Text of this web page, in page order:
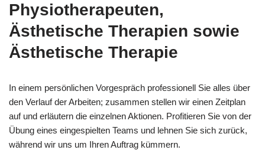
Physiotherapeuten,
Ästhetische Therapien sowie
Ästhetische Therapie
In einem persönlichen Vorgespräch professionell Sie alles über
den Verlauf der Arbeiten; zusammen stellen wir einen Zeitplan
auf und erläutern die einzelnen Aktionen. Profitieren Sie von der
Übung eines eingespielten Teams und lehnen Sie sich zurück,
während wir uns um Ihren Auftrag kümmern.